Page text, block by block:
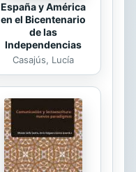
España y América
en el Bicentenario
de las
Independencias
Casajús, Lucía